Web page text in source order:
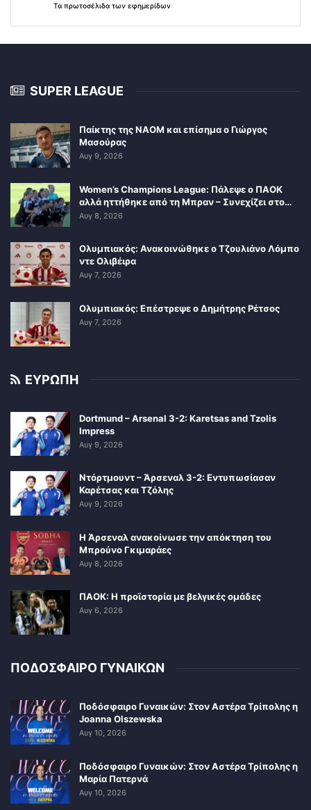
Τα πρωτοσέλιδα των εφημερίδων
SUPER LEAGUE
Παίκτης της ΝΑΟΜ και επίσημα ο Γιώργος
Μασούρας
Αυγ 9, 2026
Women’s Champions League: Πάλεψε ο ΠΑΟΚ
αλλά ηττήθηκε από τη Μπραν – Συνεχίζει στο…
Αυγ 8, 2026
Ολυμπιακός: Ανακοινώθηκε ο Τζουλιάνο Λόμπο
ντε Ολιβέιρα
Αυγ 7, 2026
Ολυμπιακός: Επέστρεψε ο Δημήτρης Ρέτσος
Αυγ 7, 2026
ΕΥΡΩΠΗ
Dortmund – Arsenal 3-2: Karetsas and Tzolis
Impress
Αυγ 9, 2026
Ντόρτμουντ – Άρσεναλ 3-2: Εντυπωσίασαν
Καρέτσας και Τζόλης
Αυγ 9, 2026
Η Άρσεναλ ανακοίνωσε την απόκτηση του
Μπρούνο Γκιμαράες
Αυγ 8, 2026
ΠΑΟΚ: Η προϊστορία με βελγικές ομάδες
Αυγ 6, 2026
ΠΟΔΟΣΦΑΙΡΟ ΓΥΝΑΙΚΩΝ
Ποδόσφαιρο Γυναικών: Στον Αστέρα Τρίπολης η
Joanna Olszewska
Αυγ 10, 2026
Ποδόσφαιρο Γυναικών: Στον Αστέρα Τρίπολης η
Μαρία Πατερνά
Αυγ 10, 2026